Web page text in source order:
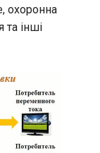
охоронна
та інші